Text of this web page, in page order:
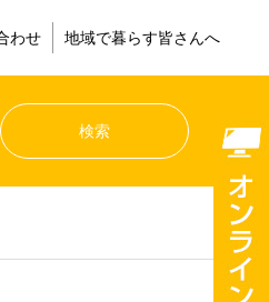
わせ 地域で暮らす皆さんへ